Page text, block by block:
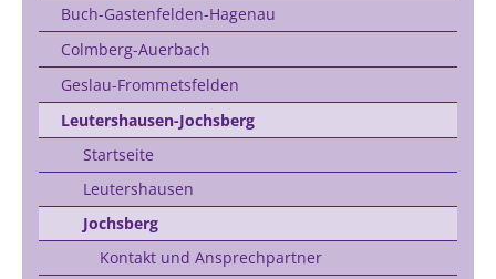
Buch-Gastenfelden-Hagenau
Colmberg-Auerbach
Geslau-Frommetsfelden
Leutershausen-Jochsberg
Startseite
Leutershausen
Jochsberg
Kontakt und Ansprechpartner